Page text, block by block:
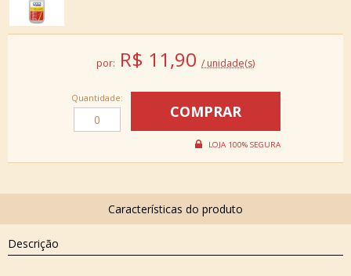
por: R$ 11,90 / unidade(s)
Quantidade:
Descrição